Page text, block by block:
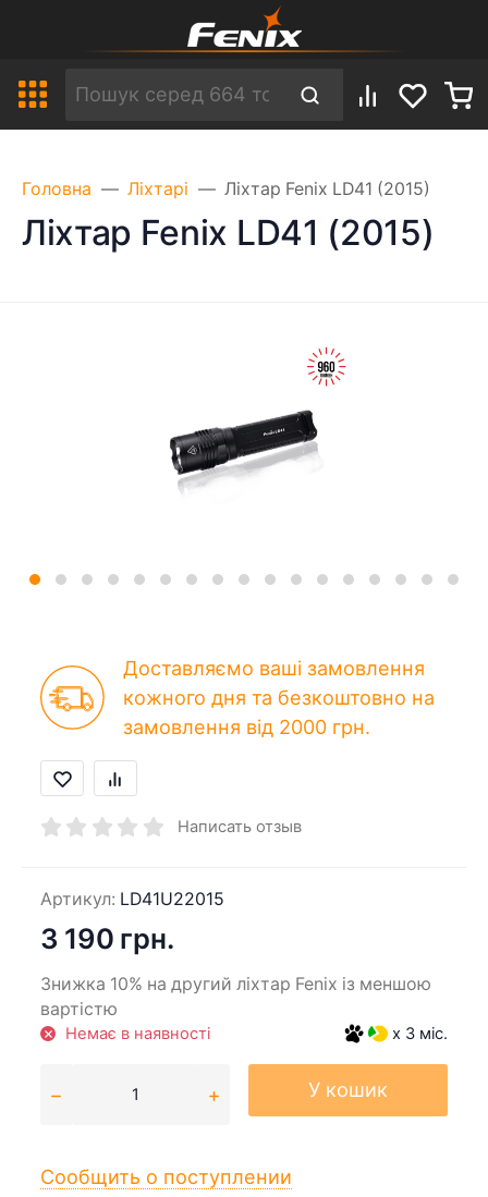
Головна Ліхтарі Ліхтар Fenix LD41 (2015)
Ліхтар Fenix LD41 (2015)
Доставляємо ваші замовлення
кожного дня та безкоштовно на
замовлення від 2000 грн.
Написать отзыв
Артикул: LD41U22015
3 190 грн.
Знижка 10% на другий ліхтар Fenix із меншою
вартістю
Немає в наявності x 3 міс.
У кошик
Сообщить о поступлении